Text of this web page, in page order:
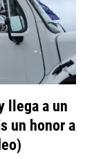
llega a un
un honor a